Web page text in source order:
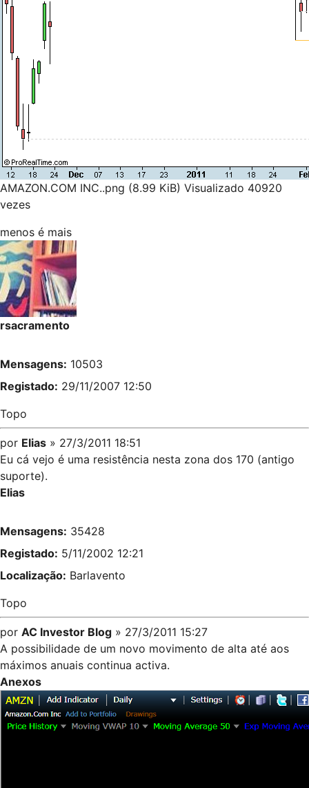
AMAZON.COM INC..png (8.99 KiB) Visualizado 40920
vezes
menos é mais
rsacramento
Mensagens: 10503
Registado: 29/11/2007 12:50
Topo
por Elias » 27/3/2011 18:51
Eu cá vejo é uma resistência nesta zona dos 170 (antigo
suporte).
Elias
Mensagens: 35428
Registado: 5/11/2002 12:21
Localização: Barlavento
Topo
por AC Investor Blog » 27/3/2011 15:27
A possibilidade de um novo movimento de alta até aos
máximos anuais continua activa.
Anexos